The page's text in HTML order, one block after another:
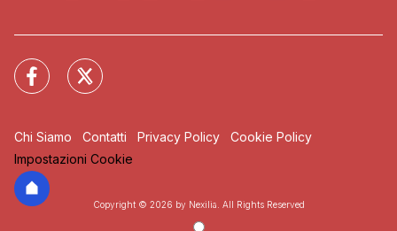
Chi Siamo Contatti Privacy Policy
Cookie Policy
Impostazioni Cookie
Copyright © 2026 by Nexilia. All Rights Reserved